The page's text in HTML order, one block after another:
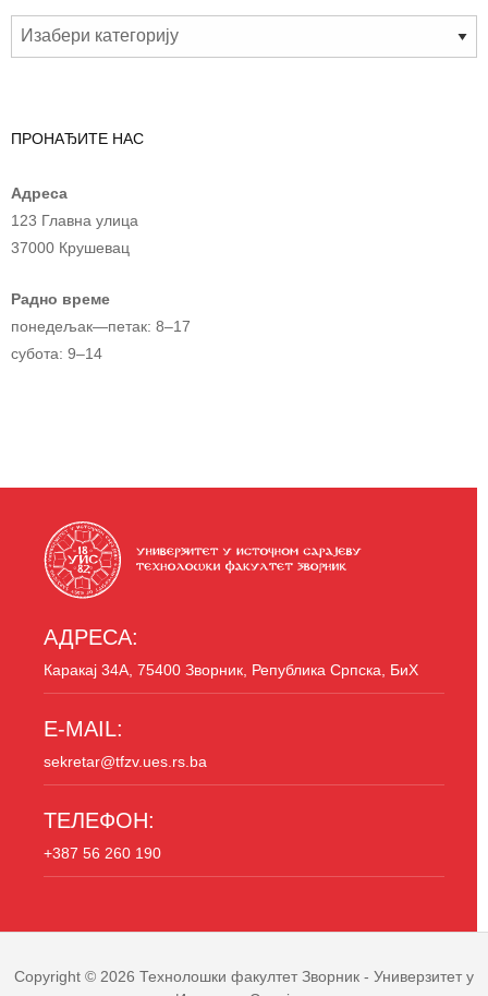
ПРОНАЂИТЕ НАС
Адреса
123 Главна улица
37000 Крушевац
Радно време
понедељак—петак: 8–17
субота: 9–14
АДРЕСА:
Каракај 34A, 75400 Зворник, Република Српска, БиХ
E-MAIL:
sekretar@tfzv.ues.rs.ba
ТЕЛЕФОН:
+387 56 260 190
Copyright © 2026 Технолошки факултет Зворник - Универзитет у